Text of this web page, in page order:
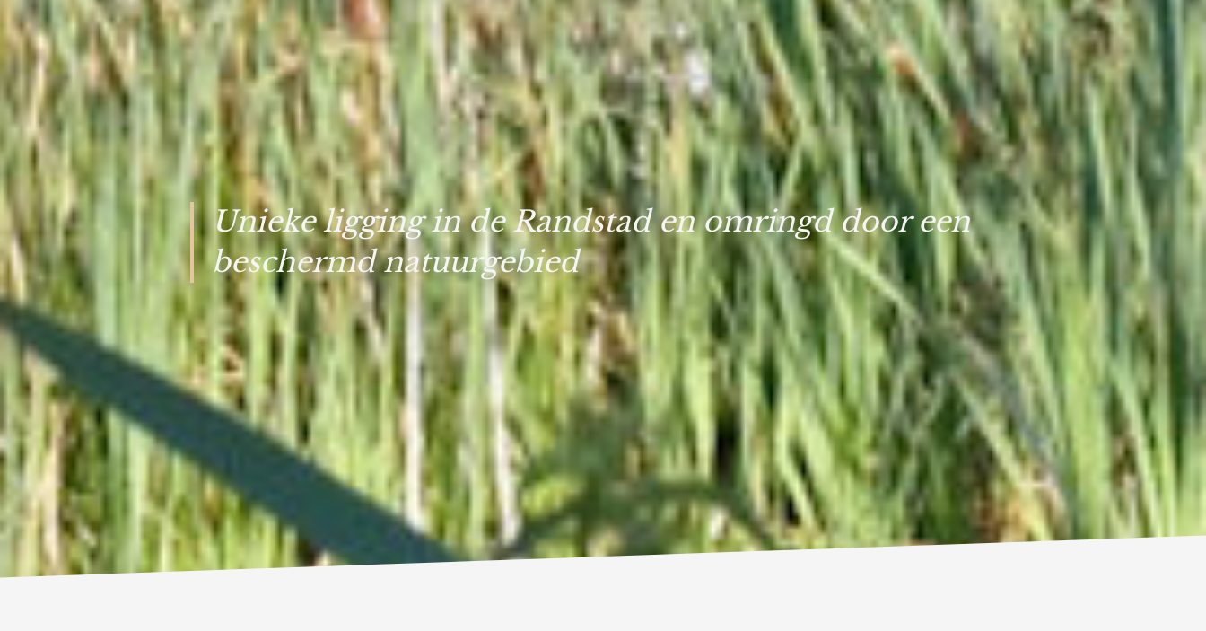
Unieke ligging in de Randstad en omringd door een
beschermd natuurgebied